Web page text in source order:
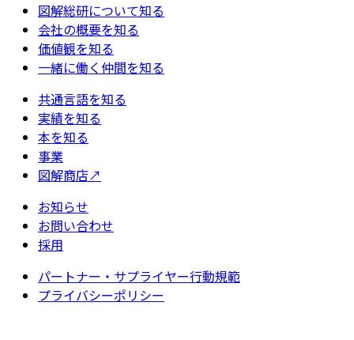
図解総研について知る
会社の概要を知る
価値観を知る
一緒に働く仲間を知る
共通言語を知る
実績を知る
本を知る
事業
図解商店↗
お知らせ
お問い合わせ
採用
パートナー・サプライヤー行動規範
プライバシーポリシー